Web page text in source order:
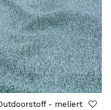
- meliert